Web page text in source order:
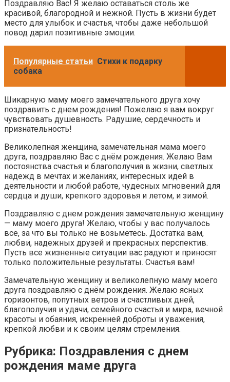
Поздравляю Вас! Я желаю оставаться столь же
красивой, благородной и нежной. Пусть в жизни будет
место для улыбок и счастья, чтобы даже небольшой
повод дарил позитивные эмоции.
Популярные статьи Стихи к подарку
собака
Шикарную маму моего замечательного друга хочу
поздравить с днем рождения! Пожелаю я вам вокруг
чувствовать душевность. Радушие, сердечность и
признательность!
Великолепная женщина, замечательная мама моего
друга, поздравляю Вас с днём рождения. Желаю Вам
постоянства счастья и благополучия в жизни, светлых
надежд в мечтах и желаниях, интересных идей в
деятельности и любой работе, чудесных мгновений для
сердца и души, крепкого здоровья и летом, и зимой.
Поздравляю с днем рождения замечательную женщину
— маму моего друга! Желаю, чтобы у вас получалось
все, за что вы только не возьметесь. Достатка вам,
любви, надежных друзей и прекрасных перспектив.
Пусть все жизненные ситуации вас радуют и приносят
только положительные результаты. Счастья вам!
Замечательную женщину и великолепную маму моего
друга поздравляю с днём рождения. Желаю ясных
горизонтов, попутных ветров и счастливых дней,
благополучия и удачи, семейного счастья и мира, вечной
красоты и обаяния, искренней доброты и уважения,
крепкой любви и к своим целям стремления.
Рубрика: Поздравления с днем
рождения маме друга